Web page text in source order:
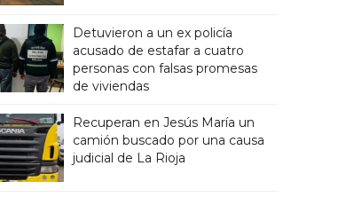
Detuvieron a un ex policía
acusado de estafar a cuatro
personas con falsas promesas
de viviendas
Recuperan en Jesús María un
camión buscado por una causa
judicial de La Rioja